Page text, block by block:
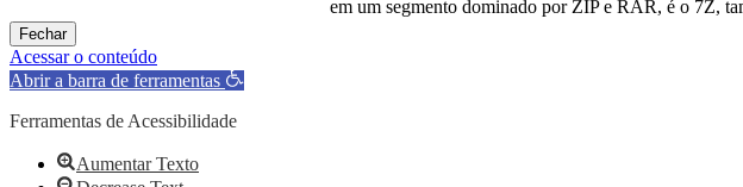
em um segmento dominado por ZIP e RAR, é o 7Z,
Fechar
Acessar o conteúdo
Abrir a barra de ferramentas
Ferramentas de Acessibilidade
Aumentar Texto